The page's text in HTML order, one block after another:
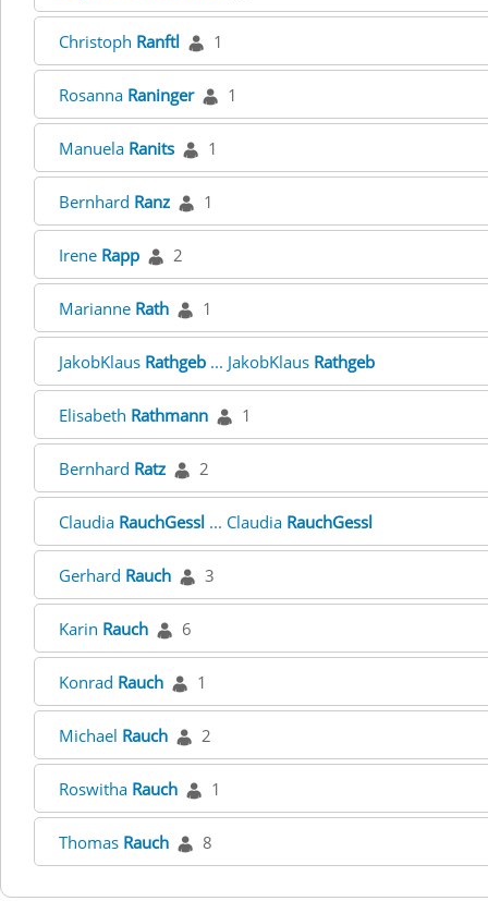
Christoph Ranftl 1
Rosanna Raninger 1
Manuela Ranits 1
Bernhard Ranz 1
Irene Rapp 2
Marianne Rath 1
JakobKlaus Rathgeb ... JakobKlaus Rathgeb
Elisabeth Rathmann 1
Bernhard Ratz 2
Claudia RauchGessl ... Claudia RauchGessl
Gerhard Rauch 3
Karin Rauch 6
Konrad Rauch 1
Michael Rauch 2
Roswitha Rauch 1
Thomas Rauch 8